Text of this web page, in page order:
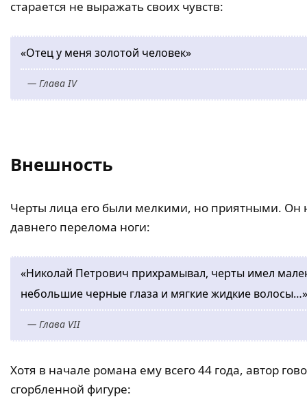
старается не выражать своих чувств:
«Отец у меня золотой человек»
— Глава IV
Внешность
Черты лица его были мелкими, но приятными. Он
давнего перелома ноги:
«Николай Петрович прихрамывал, черты имел
небольшие черные глаза и мягкие жидкие
— Глава VII
Хотя в начале романа ему всего 44 года, автор
сгорбленной фигуре: